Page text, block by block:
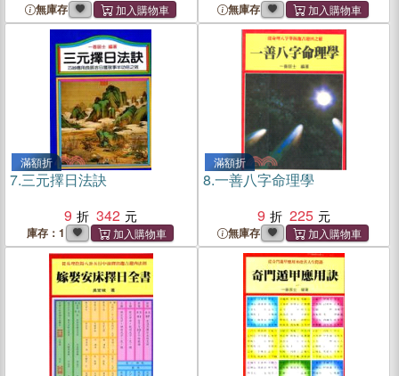
無庫存 無庫存
滿額折
7.三元擇日法訣
9
342
庫存：1
滿額折
8.一善八字命理學
9
225
無庫存